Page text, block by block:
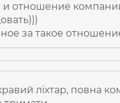
під
отношение
за такое
ліхтар, повна